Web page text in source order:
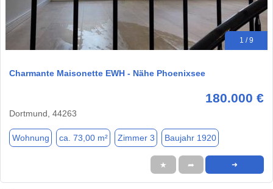
1 / 9
Charmante Maisonette EWH - Nähe Phoenixsee
180.000 €
Dortmund, 44263
Wohnung ca. 73,00 m² Zimmer 3 Baujahr 1920
★ ➦ ➜